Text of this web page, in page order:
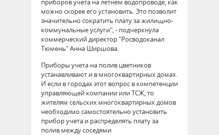
приборов учета на летнем водопроводе, как
можно скорее его установить. Это позволит
значительно сократить плату за жилищно-
коммунальные услуги", - подчеркнула
коммерческий директор "Росводоканал
Тюмень" Анна Ширшова.
Приборы учета на полив цветников
устанавливают и в многоквартирных домах.
И если в городах этот вопрос в компетенции
управляющей компании или ТСЖ, то
жителям сельских многоквартирных домов
необходимо самостоятельно установить
прибор учета и распределять плату за
полив между соседями